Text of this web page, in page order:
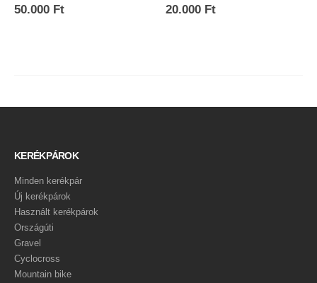
50.000 Ft 20.000 Ft
KERÉKPÁROK
Minden kerékpár
Új kerékpárok
Használt kerékpárok
Országúti
Gravel
Cyclocross
Mountain bike